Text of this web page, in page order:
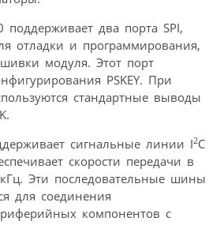
поддерживает два порта SPI,
отладки и программирования,
модуля. Этот порт
PSKEY. При
стандартные выводы
сигнальные линии I2C
скорости передачи в
Эти последовательные шины
для соединения
компонентов с